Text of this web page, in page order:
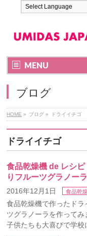
MENU
ブログ
HOME » ブログ » ドライイチゴ
ドライイチゴ
食品乾燥機 de レシ
りフルーツグラノーラ
2016年12月1日 食品乾
食品乾燥機で作ったド
ツグラノーラを作ってみ
子供たちも大喜びで